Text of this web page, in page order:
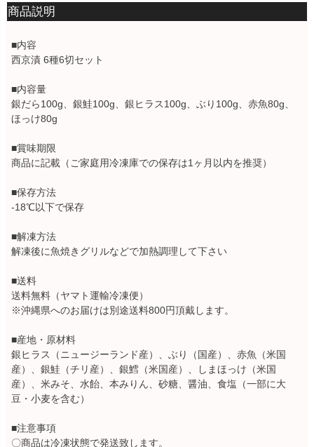
商品説明
■内容
西京漬 6種6切セット
■内容量
銀だら100g、銀鮭100g、銀ヒラス100g、ぶり100g、赤魚80g、
ほっけ80g
■賞味期限
商品に記載（ご家庭用冷凍庫での保存は1ヶ月以内を推奨）
■保存方法
-18℃以下で保存
■解凍方法
解凍後に魚焼きグリルなどで加熱調理して下さい
■送料
送料無料（ヤマト運輸冷凍便）
※沖縄県へのお届けは別途送料800円頂戴します。
■産地・原材料
銀ヒラス（ニュージーランド産）、ぶり（国産）、赤魚（米国
産）、銀鮭（チリ産）、銀鱈（米国産）、しまほっけ（米国
産）、米みそ、水飴、本みりん、砂糖、醤油、食塩（一部に大
豆・小麦を含む）
■注意事項
〇商品は冷凍状態で発送致します。